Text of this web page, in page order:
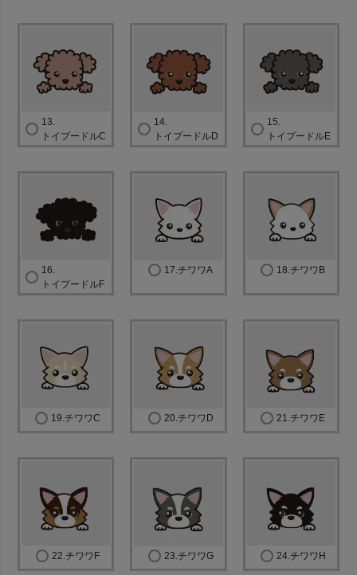
13.
トイプードルC
14.
トイプードルD
15.
トイプードルE
16.
トイプードルF
17.チワワA 18.チワワB
19.チワワC 20.チワワD 21.チワワE
22.チワワF 23.チワワG 24.チワワH